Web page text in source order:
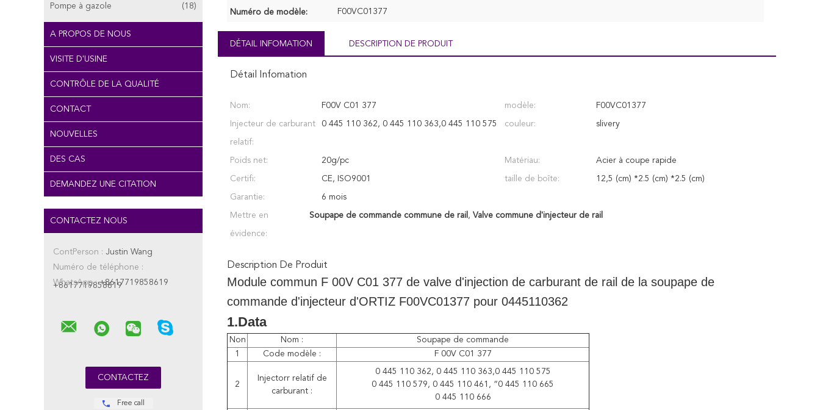
Pompe à gazole (18)
A PROPOS DE NOUS
VISITE D'USINE
CONTRÔLE DE LA QUALITÉ
CONTACT
NOUVELLES
DES CAS
DEMANDEZ UNE CITATION
CONTACTEZ NOUS
ContPerson : Justin Wang
Numéro de téléphone :
+8617719858619
WhatsApp :+8617719858619
Free call
Numéro de modèle: F00VC01377
DÉTAIL INFOMATION DESCRIPTION DE PRODUIT
Détail Infomation
Nom: F00V C01 377 modèle: F00VC01377
Injecteur de carburant
relatif:
0 445 110 362, 0 445 110 363,0 445 110 575 couleur: slivery
Poids net: 20g/pc Matériau: Acier à coupe rapide
Certifi: CE, ISO9001 taille de boîte: 12,5 (cm) *2.5 (cm) *2.5 (cm)
Garantie: 6 mois
Mettre en
évidence:
Soupape de commande commune de rail , Valve commune d'injecteur de rail
Description De Produit
Module commun F 00V C01 377 de valve d'injection de carburant de rail de la soupape de
commande d'injecteur d'ORTIZ F00VC01377 pour 0445110362
1.Data
Non Nom :
Soupape de commande
1
Code modèle : F 00V C01 377
2
Injectorr relatif de
carburant :
0 445 110 362, 0 445 110 363,0 445 110 575
0 445 110 579, 0 445 110 461, “0 445 110 665
0 445 110 666